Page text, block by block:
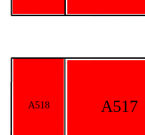
A517
A518